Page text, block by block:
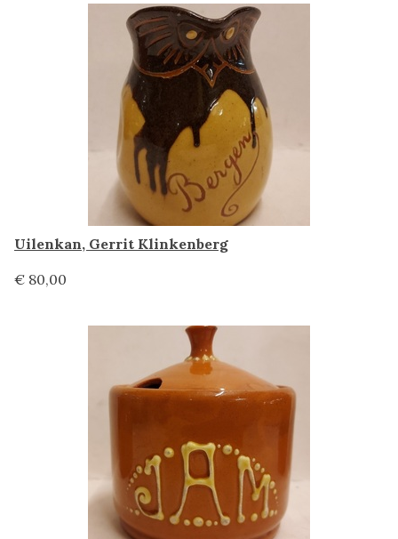
Uilenkan, Gerrit Klinkenberg
€ 80,00